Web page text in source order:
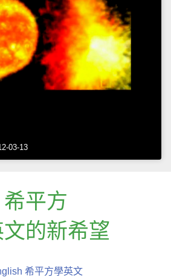
03-13
希平方
的新希望
希平方學英文